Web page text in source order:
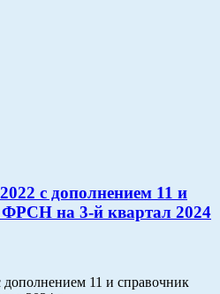
с дополнением 11 и
ФРСН на 3-й квартал 2024
11 и справочник